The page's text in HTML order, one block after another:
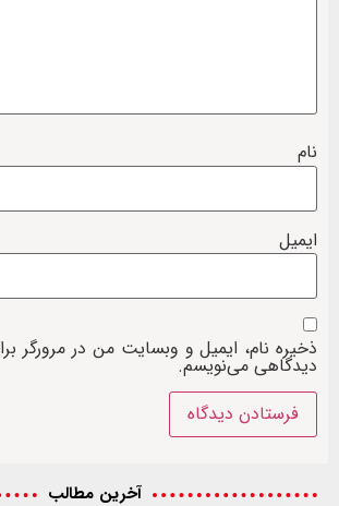
نام
ایمیل
ذخیره نام، ایمیل و وبسایت من در مرورگر
دیدگاهی می‌نویسم.
آخرین مطالب